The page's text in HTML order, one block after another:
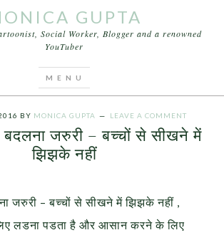
GUPTA
Social Worker, Blogger and a renowned
YouTuber
झिझके नहीं
BY MONICA GUPTA LEAVE A COMMENT
जरुरी – बच्चों से सीखने में
झिझके नहीं
जरुरी – बच्चों से सीखने में झिझके नहीं ,
लडना पडता है और आसान करने के लिए